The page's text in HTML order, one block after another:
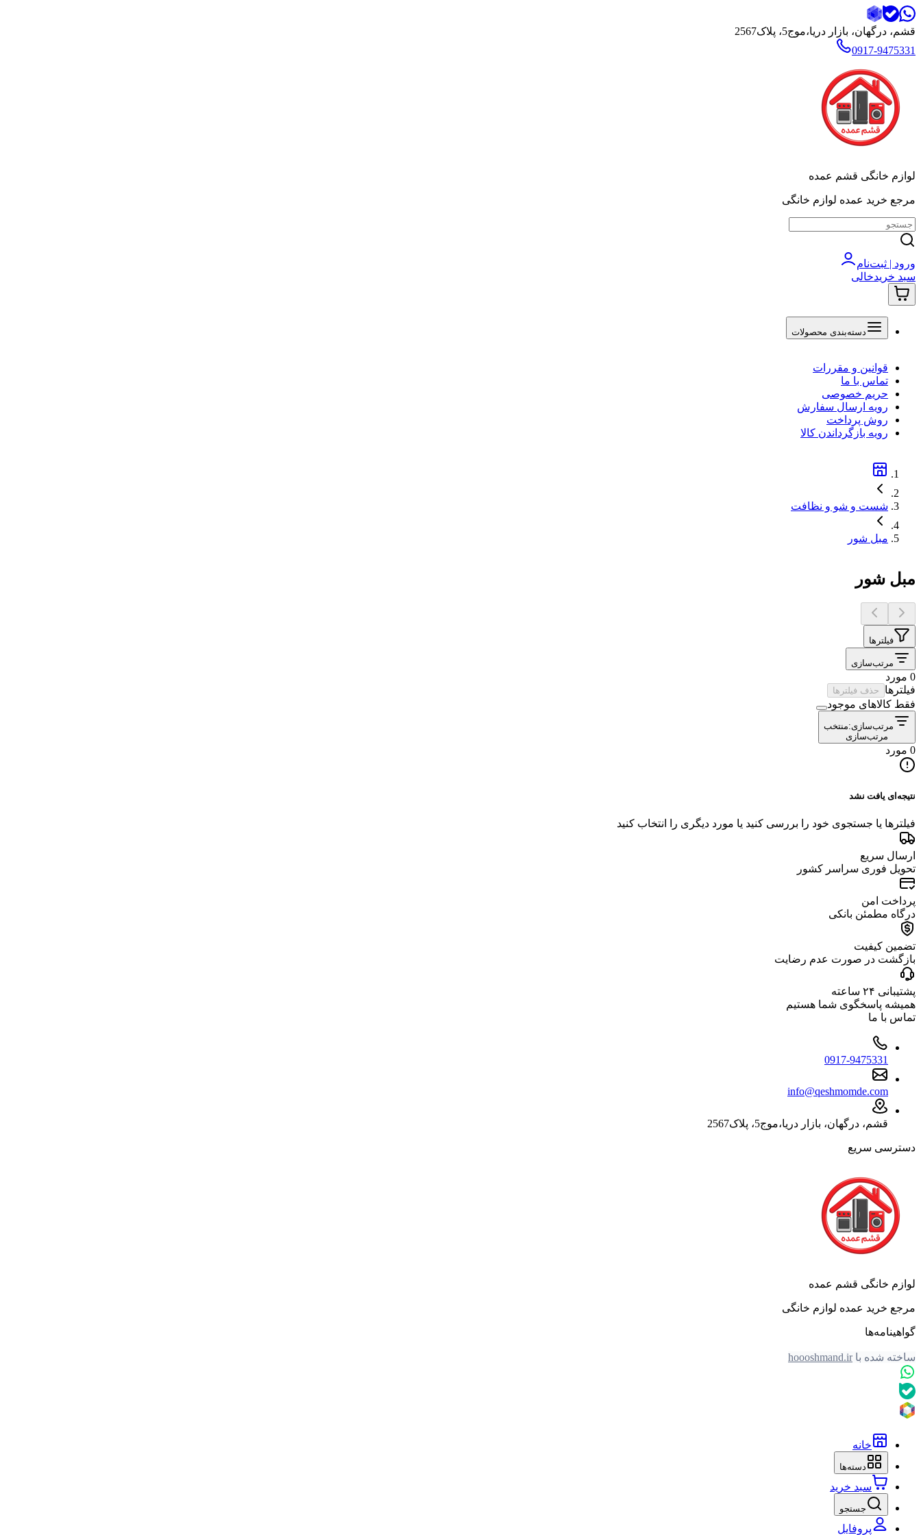
قشم، درگهان، بازار دریا،موج5، پلاک2567
0917-9475331
لوازم خانگی قشم عمده
مرجع خرید عمده لوازم خانگی
ورود | ثبت‌نام
سبد خریدخالی
دسته‌بندی محصولات
قوانین و مقررات
تماس با ما
حریم خصوصی
رویه ارسال سفارش
روش پرداخت
رویه بازگرداندن کالا
شست و شو و نظافت
مبل شور
مبل شور
فیلترها
مرتب‌سازی
0 مورد
فیلترها
حذف فیلترها
فقط کالاهای موجود
مرتب‌سازی:منتخب
مرتب‌سازی
0 مورد
نتیجه‌ای یافت نشد
فیلترها یا جستجوی خود را بررسی کنید یا مورد دیگری را انتخاب کنید
ارسال سریع
تحویل فوری سراسر کشور
پرداخت امن
درگاه مطمئن بانکی
تضمین کیفیت
بازگشت در صورت عدم رضایت
پشتیبانی ۲۴ ساعته
همیشه پاسخگوی شما هستیم
تماس با ما
0917-9475331
info@qeshmomde.com
قشم، درگهان، بازار دریا،موج5، پلاک2567
دسترسی سریع
لوازم خانگی قشم عمده
مرجع خرید عمده لوازم خانگی
گواهینامه‌ها
ساخته شده با hoooshmand.ir
خانه
دسته‌ها
سبد خرید
جستجو
پروفایل